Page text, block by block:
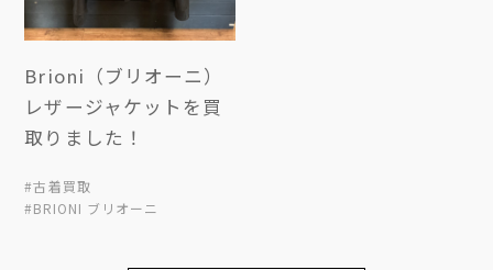
Brioni（ブリオーニ）
レザージャケットを買
取りました！
#古着買取
#BRIONI ブリオーニ